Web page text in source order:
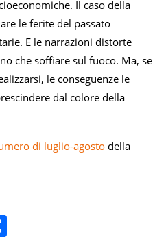
Il caso della
le ferite del passato
E le narrazioni distorte
che soffiare sul fuoco. Ma, se
le conseguenze le
dal colore della
di luglio-agosto della